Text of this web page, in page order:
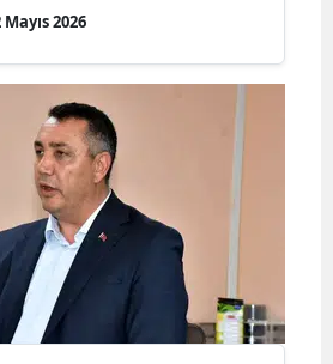
Ordu
Rize
Sakarya
Samsun
Sinop
Mayıs 2026